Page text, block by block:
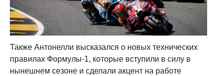
Также Антонелли высказался о новых технических
правилах Формулы-1, которые вступили в силу в
нынешнем сезоне и сделали акцент на работе